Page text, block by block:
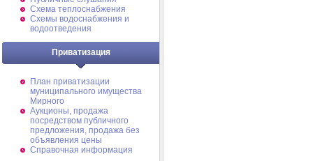
Схема теплоснабжения
Схемы водоснабжения и
водоотведения
Приватизация
План приватизации
муниципального имущества
Мирного
Аукционы, продажа
посредством публичного
предложения, продажа без
объявления цены
Справочная информация